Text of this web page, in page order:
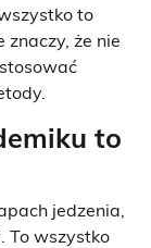
to
znaczy, że nie
to
jedzenia,
To wszystko